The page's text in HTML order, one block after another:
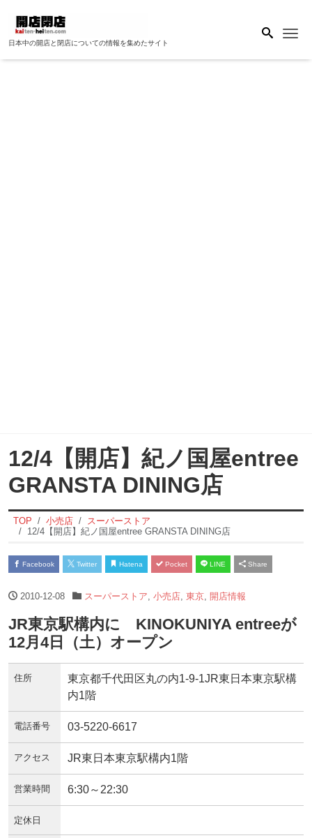
日本中の開店と閉店についての情報を集めたサイト
12/4【開店】紀ノ国屋entree
GRANSTA DINING店
TOP 小売店
スーパーストア
12/4【開店】紀ノ国屋entree GRANSTA DINING店
Facebook Twitter Hatena Pocket LINE Share
2010-12-08 スーパーストア 小売店, 東京, 開店情報
JR東京駅構内に KINOKUNIYA entreeが
12月4日（土）オープン
住所
東京都千代田区丸の内1-9-1JR東日本東京駅構
内1階
電話番号 03-5220-6617
アクセス JR東日本東京駅構内1階
営業時間 6:30～22:30
定休日